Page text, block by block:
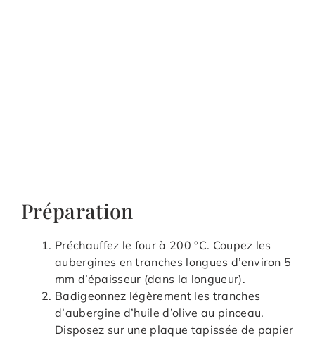
Préparation
Préchauffez le four à 200 °C. Coupez les
aubergines en tranches longues d’environ 5
mm d’épaisseur (dans la longueur).
Badigeonnez légèrement les tranches
d’aubergine d’huile d’olive au pinceau.
Disposez sur une plaque tapissée de papier